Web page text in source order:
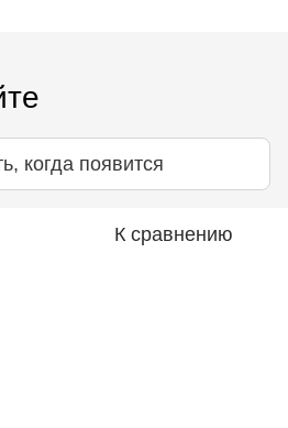
когда появится
К сравнению